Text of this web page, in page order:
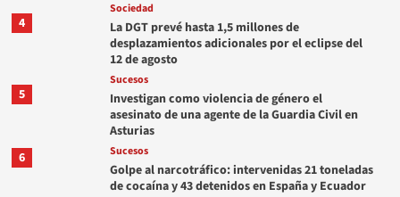
4
Sociedad
La DGT prevé hasta 1,5 millones de
desplazamientos adicionales por el eclipse del
12 de agosto
5
Sucesos
Investigan como violencia de género el
asesinato de una agente de la Guardia Civil en
Asturias
6
Sucesos
Golpe al narcotráfico: intervenidas 21 toneladas
de cocaína y 43 detenidos en España y Ecuador